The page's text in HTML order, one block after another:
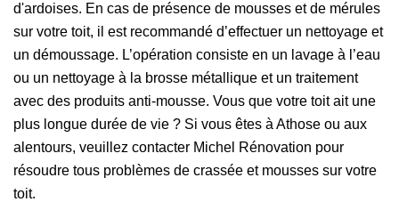
d'ardoises. En cas de présence de mousses et de mérules
sur votre toit, il est recommandé d’effectuer un nettoyage et
un démoussage. L’opération consiste en un lavage à l’eau
ou un nettoyage à la brosse métallique et un traitement
avec des produits anti-mousse. Vous que votre toit ait une
plus longue durée de vie ? Si vous êtes à Athose ou aux
alentours, veuillez contacter Michel Rénovation pour
résoudre tous problèmes de crassée et mousses sur votre
toit.